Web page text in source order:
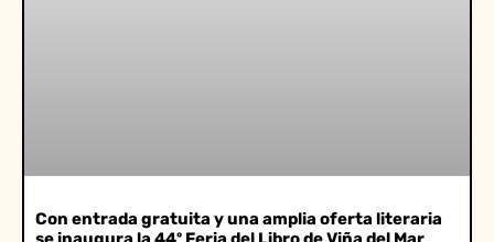
Con entrada gratuita y una amplia oferta literaria